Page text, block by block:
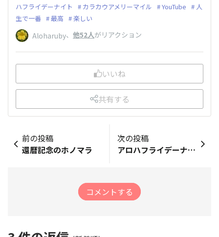
ハフライデーナイト
カラカウアメリーマイル YouTube
人
生で一番
最高 楽しい
Aloharuby、 他52人がリアクション
いいね
共有する
前の投稿
還暦記念のホノマラ
次の投稿
アロハフライデーナイト
コメントする